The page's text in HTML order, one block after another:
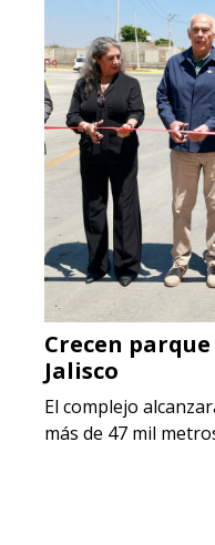
Crecen
Jalisco
El complejo
más de 47 mil